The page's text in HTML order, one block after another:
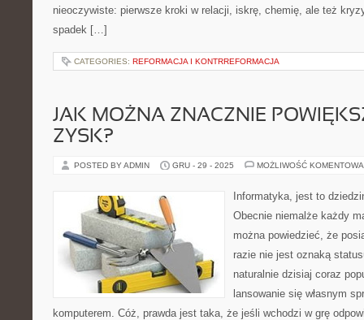
nieoczywiste: pierwsze kroki w relacji, iskrę, chemię, ale też
spadek […]
CATEGORIES: REFORMACJA I KONTRREFORMACJA
JAK MOŻNA ZNACZNIE
ZYSK?
POSTED BY ADMIN GRU - 29 - 2025 MOŻLIWOŚĆ
Informatyka, jest to
Obecnie niemalże każdy
można powiedzieć, że
razie nie jest oznaką
naturalnie dzisiaj coraz
lansowanie się własnym
komputerem. Cóż, prawda jest taka, że jeśli wchodzi w grę